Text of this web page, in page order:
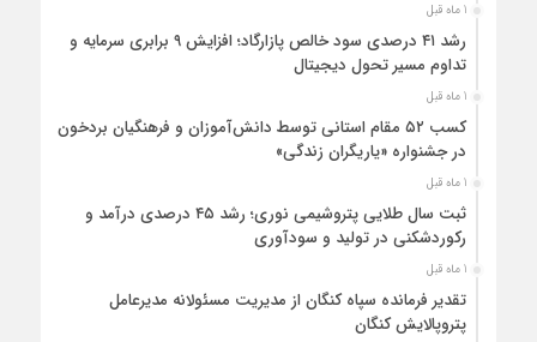
1 ماه قبل
رشد ۴۱ درصدی سود خالص پازارگاد؛ افزایش ۹ برابری سرمایه و
تداوم مسیر تحول دیجیتال
1 ماه قبل
کسب ۵۲ مقام استانی توسط دانش‌آموزان و فرهنگیان بردخون
در جشنواره «یاریگران زندگی»
1 ماه قبل
ثبت سال طلایی پتروشیمی نوری؛ رشد ۴۵ درصدی درآمد و
رکوردشکنی در تولید و سودآوری
1 ماه قبل
تقدیر فرمانده سپاه کنگان از مدیریت مسئولانه مدیرعامل
پتروپالایش کنگان